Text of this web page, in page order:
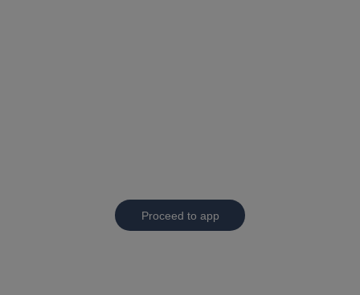
Proceed to app